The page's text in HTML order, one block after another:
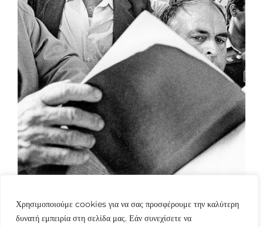
Χρησιμοποιούμε cookies για να σας προσφέρουμε την καλύτερη
δυνατή εμπειρία στη σελίδα μας. Εάν συνεχίσετε να